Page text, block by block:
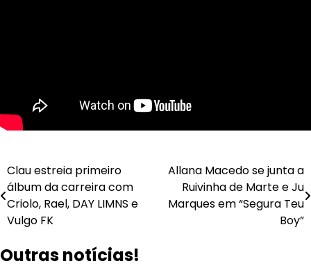
Navegação
de
Post
Clau estreia primeiro
álbum da carreira com
Criolo, Rael, DAY LIMNS e
Vulgo FK
Allana Macedo se junta a
Ruivinha de Marte e Ju
Marques em “Segura Teu
Boy”
Outras notícias!